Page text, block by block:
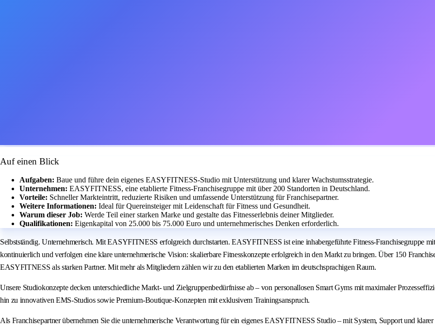
Auf einen Blick
Aufgaben: Baue und führe dein eigenes EASYFITNESS-Studio mit Unterstützung und klarer Wachstumsstrategie.
Unternehmen: EASYFITNESS, eine etablierte Fitness-Franchisegruppe mit über 200 Standorten in Deutschland.
Vorteile: Schneller Markteintritt, reduzierte Risiken und umfassende Unterstützung für Franchisepartner.
Weitere Informationen: Ideal für Quereinsteiger mit Leidenschaft für Fitness und Gesundheit.
Warum dieser Job: Werde Teil einer starken Marke und gestalte das Fitnesserlebnis deiner Mitglieder.
Qualifikationen: Eigenkapital von 25.000 bis 75.000 Euro und unternehmerisches Denken erforderlich.
Selbstständig. Unternehmerisch. Mit EASYFITNESS erfolgreich durchstarten. EASYFITNESS ist eine inhabergeführte Fitness-Franchisegruppe
kontinuierlich und verfolgen eine klare unternehmerische Vision: skalierbare Fitnesskonzepte erfolgreich in den Markt zu bringen. Über 150
EASYFITNESS als starken Partner. Mit mehr als Mitgliedern zählen wir zu den etablierten Marken im deutschsprachigen Raum.
Unsere Studiokonzepte decken unterschiedliche Markt- und Zielgruppenbedürfnisse ab – von personallosen Smart Gyms mit maximaler
hin zu innovativen EMS-Studios sowie Premium-Boutique-Konzepten mit exklusivem Trainingsanspruch.
Als Franchisepartner übernehmen Sie die unternehmerische Verantwortung für ein eigenes EASYFITNESS Studio – mit System, Support und